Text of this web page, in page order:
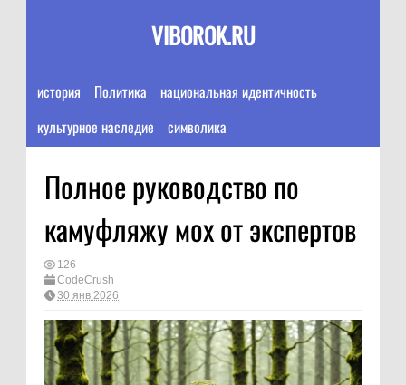
VIBOROK.RU
история Политика
национальная идентичность
культурное наследие
символика
Полное руководство по
камуфляжу мох от экспертов
126
CodeCrush
30 янв 2026